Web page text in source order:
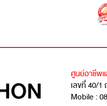
ศูนย์อาชีพ
เลขที่ 40/1
Mobile :